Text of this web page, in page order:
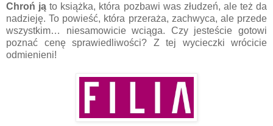
Chroń jąto książka, która pozbawi was złudzeń, ale też da
nadzieję. To powieść, która przeraża, zachwyca, ale przede
wszystkim… niesamowicie wciąga. Czy jesteście gotowi
poznać cenę sprawiedliwości? Z tej wycieczki wrócicie
odmienieni!